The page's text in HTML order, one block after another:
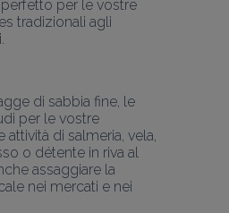
per le vostre
tradizionali agli
di sabbia fine, le
per le vostre
attività di salmeria, vela,
o détente in riva al
assaggiare la
nei mercati e nei